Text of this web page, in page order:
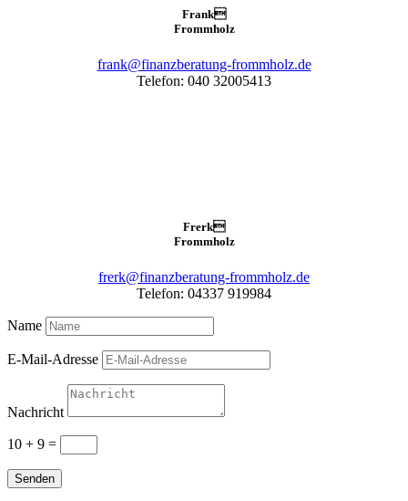
Frank
Frommholz
frank@finanzberatung-frommholz.de
Telefon: 040 32005413
Frerk
Frommholz
frerk@finanzberatung-frommholz.de
Telefon: 04337 919984
Name
E-Mail-Adresse
Nachricht
10 + 9 =
Senden